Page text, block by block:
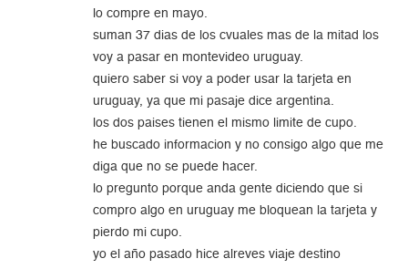
lo compre en mayo.
suman 37 dias de los cvuales mas de la mitad los
voy a pasar en montevideo uruguay.
quiero saber si voy a poder usar la tarjeta en
uruguay, ya que mi pasaje dice argentina.
los dos paises tienen el mismo limite de cupo.
he buscado informacion y no consigo algo que me
diga que no se puede hacer.
lo pregunto porque anda gente diciendo que si
compro algo en uruguay me bloquean la tarjeta y
pierdo mi cupo.
yo el año pasado hice alreves viaje destino